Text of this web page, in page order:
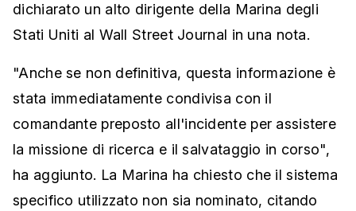
dichiarato un alto dirigente della Marina degli
Stati Uniti al Wall Street Journal in una nota.
"Anche se non definitiva, questa informazione è
stata immediatamente condivisa con il
comandante preposto all'incidente per assistere
la missione di ricerca e il salvataggio in corso",
ha aggiunto. La Marina ha chiesto che il sistema
specifico utilizzato non sia nominato, citando